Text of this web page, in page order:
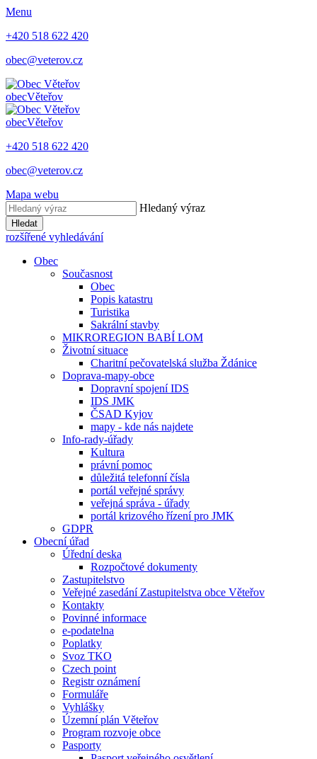
Menu
+420 518 622 420
obec@veterov.cz
obecVěteřov
obecVěteřov
+420 518 622 420
obec@veterov.cz
Mapa webu
Hledaný výraz
Hledat
rozšířené vyhledávání
Obec
Současnost
Obec
Popis katastru
Turistika
Sakrální stavby
MIKROREGION BABÍ LOM
Životní situace
Charitní pečovatelská služba Ždánice
Doprava-mapy-obce
Dopravní spojení IDS
IDS JMK
ČSAD Kyjov
mapy - kde nás najdete
Info-rady-úřady
Kultura
právní pomoc
důležitá telefonní čísla
portál veřejné správy
veřejná správa - úřady
portál krizového řízení pro JMK
GDPR
Obecní úřad
Úřední deska
Rozpočtové dokumenty
Zastupitelstvo
Veřejné zasedání Zastupitelstva obce Věteřov
Kontakty
Povinné informace
e-podatelna
Poplatky
Svoz TKO
Czech point
Registr oznámení
Formuláře
Vyhlášky
Územní plán Věteřov
Program rozvoje obce
Pasporty